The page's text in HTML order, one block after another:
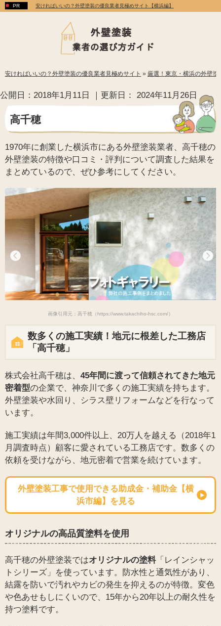
安ければいいの？外壁塗装の優良業者見極めサイト【横浜編】
安ければいいの？外壁塗装の優良業者見極めサイト » 厳選！東京・横浜の外壁塗
公開日： 2018年1月11日 ｜更新日： 2024年11月26日
高千穂
1970年に創業した横浜市にある外壁塗装業者、高千穂の
外壁塗装の特徴や口コミ・評判について調査した結果を
まとめているので、ぜひ参考にしてください。
画像引用元：高千穂（https://www.takachiho-hsc.com/）
数多くの施工実績！地元に根差した工務店
「高千穂」
株式会社高千穂は、 45年間に渡って信頼されてきた地元
密着型の企業で、神奈川で多くの施工実績を持ちます。
外壁塗装や水回り、シラス壁リフォームなどを行なって
います。
施工実績は年間3,000件以上、20万人を越える（2018年1
月調査時点）顧客に愛されている工務店です。数多くの
依頼を受けながら、地元密着で営業を続けています。
外壁塗装工事で使用できる助成金・補助金【横
浜市編】を見る
オリジナルの高品質塗料を使用
高千穂の外壁塗装ではオリジナルの塗料「レインシャッ
トシリーズ」を使っています。防水性と通気性があり、
結露を防いで汚れやカビの発生を抑えるのが特徴。変色
や色あせもしにくいので、15年から20年以上の耐久性を
持つ塗料です。